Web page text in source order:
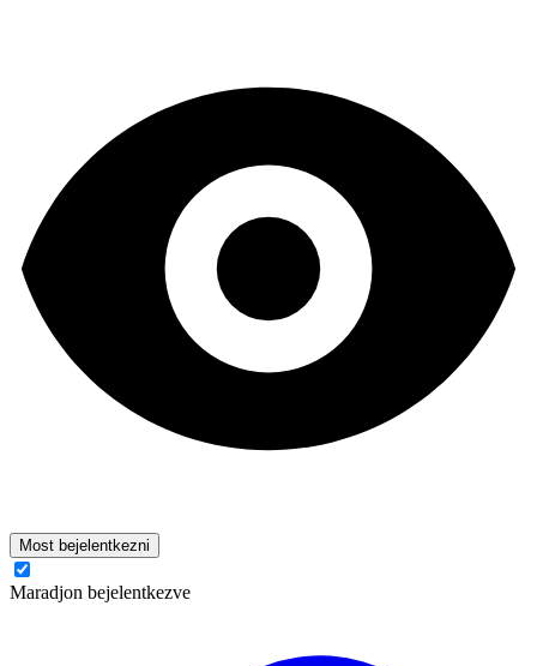
Most bejelentkezni
Maradjon bejelentkezve